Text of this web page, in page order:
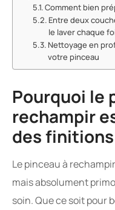
Comment bien
Entre deux
le laver chaque
Nettoyage en
votre pinceau
Pourquoi le
rechampir
des
Le pinceau à
mais absolument
soin. Que ce soit pour